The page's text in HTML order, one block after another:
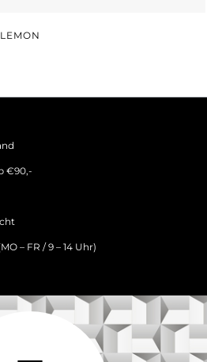
€90,-
– FR / 9 – 14 Uhr)